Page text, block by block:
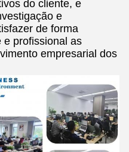
do cliente, e
e
de forma
e profissional as
empresarial dos